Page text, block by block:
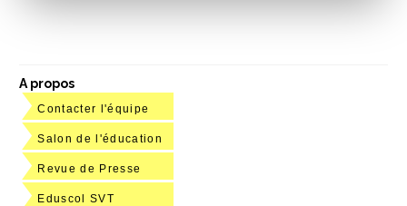
A propos
Contacter l'équipe
Salon de l'éducation
Revue de Presse
Eduscol SVT